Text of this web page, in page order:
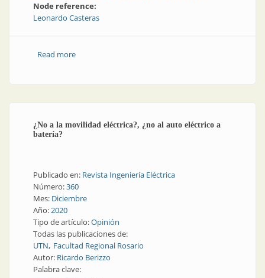
Node reference:
Leonardo Casteras
Read moreabout Corriente continua en líneas de alta y extra alta
¿No a la movilidad eléctrica?, ¿no al auto eléctrico a
batería?
Publicado en: Revista Ingeniería Eléctrica
Número:360
Mes: Diciembre
Año:2020
Tipo de artículo:Opinión
Todas las publicaciones de:
UTN Facultad Regional Rosario
Autor: Ricardo Berizzo
Palabra clave: